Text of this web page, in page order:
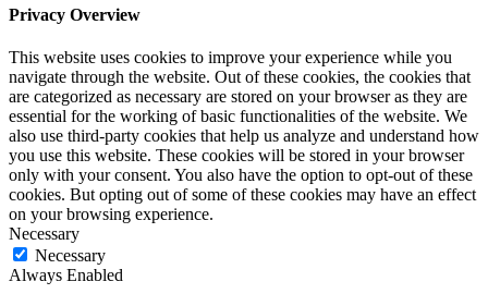
Privacy Overview
This website uses cookies to improve your experience while you
navigate through the website. Out of these cookies, the cookies that
are categorized as necessary are stored on your browser as they are
essential for the working of basic functionalities of the website. We
also use third-party cookies that help us analyze and understand how
you use this website. These cookies will be stored in your browser
only with your consent. You also have the option to opt-out of these
cookies. But opting out of some of these cookies may have an effect
on your browsing experience.
Necessary
Necessary
Always Enabled